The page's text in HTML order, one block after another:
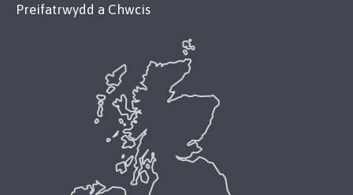
Preifatrwydd a Chwcis